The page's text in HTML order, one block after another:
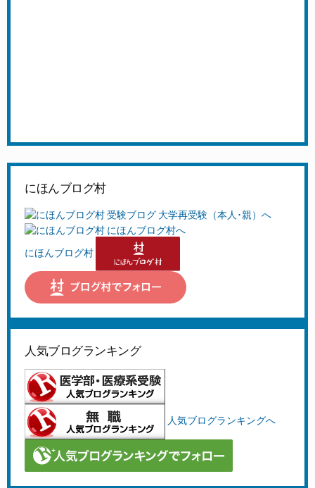
にほんブログ村
にほんブログ村
人気ブログランキング
人気ブログランキングへ